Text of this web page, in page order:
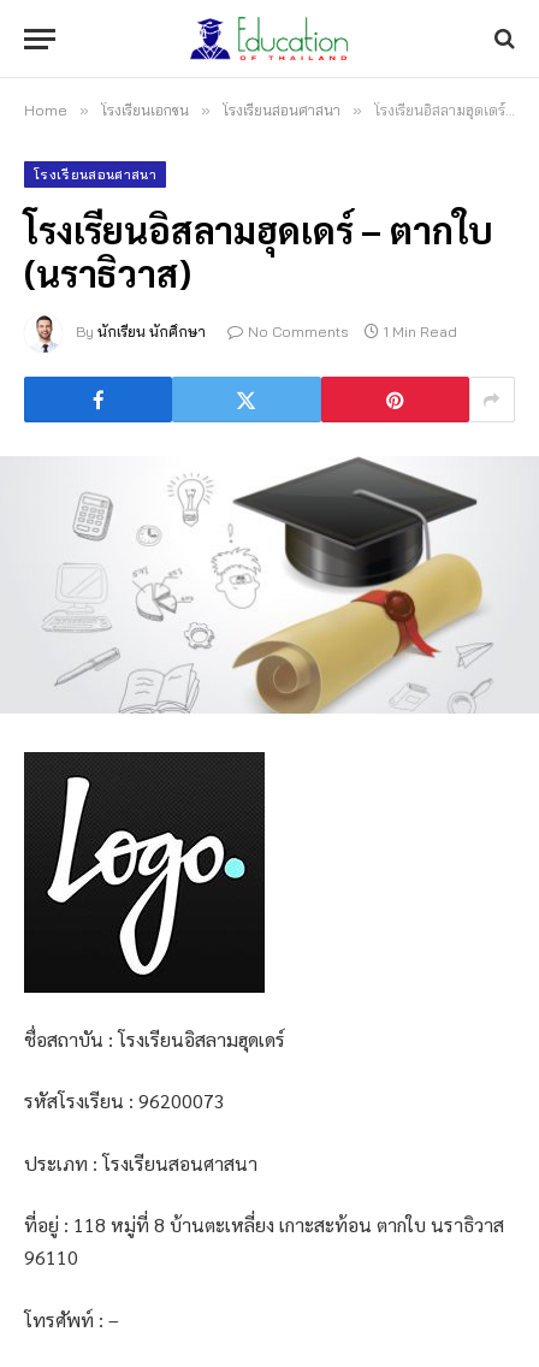
Home » โรงเรียนเอกชน » โรงเรียนสอนศาสนา » โรงเรียนอิสลามฮุดเดร์ – ตากใบ (นราธิวาส)
โรงเรียนสอนศาสนา
โรงเรียนอิสลามฮุดเดร์ – ตากใบ
(นราธิวาส)
By นักเรียน นักศึกษา No Comments 1 Min Read
ชื่อสถาบัน : โรงเรียนอิสลามฮุดเดร์
รหัสโรงเรียน : 96200073
ประเภท : โรงเรียนสอนศาสนา
ที่อยู่ : 118 หมู่ที่ 8 บ้านตะเหลี่ยง เกาะสะท้อน ตากใบ นราธิวาส
96110
โทรศัพท์ : –